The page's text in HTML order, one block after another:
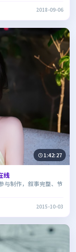
2018-09-06
1:42:27
线
与制作，叙事完整、节
2015-10-03